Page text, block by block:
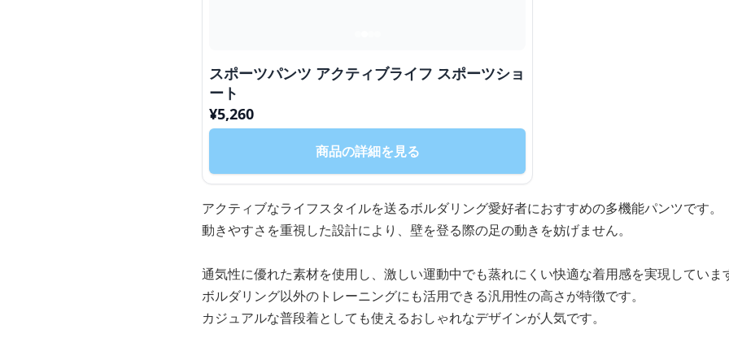
スポーツパンツ アクティブライフ スポーツショ
ート
¥5,260
商品の詳細を見る
アクティブなライフスタイルを送るボルダリング愛好者におすすめの多機能パンツです。
動きやすさを重視した設計により、壁を登る際の足の動きを妨げません。
通気性に優れた素材を使用し、激しい運動中でも蒸れにくい快適な着用感を実現していま
ボルダリング以外のトレーニングにも活用できる汎用性の高さが特徴です。
カジュアルな普段着としても使えるおしゃれなデザインが人気です。